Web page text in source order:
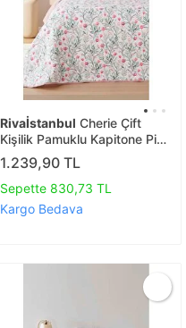
Rivaİstanbul Cherie Çift
Kişilik Pamuklu Kapitone Pike
& Yatak Örtüsü
1.239,90 TL
Sepette 830,73 TL
Kargo Bedava